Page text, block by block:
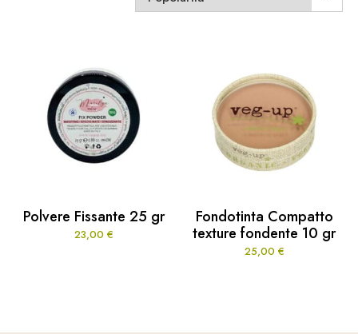
Polvere Fissante 25 gr
23,00 €
Fondotinta Compatto
texture fondente 10 gr
25,00 €